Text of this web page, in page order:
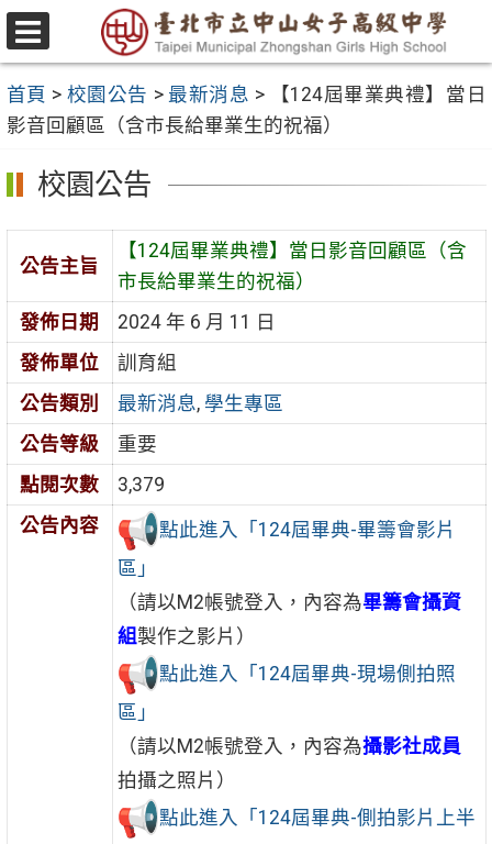
跳
至
要
內
容
區
選
單
首頁 > 校園公告 > 最新消息 >
【124屆畢業典禮】當日
影音回顧區（含市長給畢業生的祝福）
校園公告
公告主旨
【124屆畢業典禮】當日影音回顧區（含
市長給畢業生的祝福）
發佈日期
2024 年 6 月 11 日
發佈單位
訓育組
公告類別
最新消息, 學生專區
公告等級
重要
點閱次數
3,379
公告內容
點此進入「124屆畢典-畢籌會影片
區」
（請以M2帳號登入，內容為畢籌會攝資
組製作之影片）
點此進入「124屆畢典-現場側拍照
區」
（請以M2帳號登入，內容為攝影社成員
拍攝之照片）
點此進入「124屆畢典-側拍影片上半